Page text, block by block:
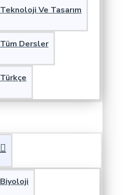
Teknoloji Ve Tasarım
Tüm Dersler
Türkçe
Biyoloji